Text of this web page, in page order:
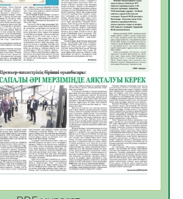
туралы мәлімет
41
облысы полиция
20 мыңнан астам
қамтамасыз етті
55
«САНАЛЫ ҰРПАҚ –
АТТЫ КЕҢЕЙТІЛГЕН
55
Азиядағы көшуге ең